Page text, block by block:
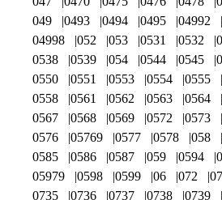
049
0493 0494 0495 04992
04998
052 053 0531 0532
0538
0539 054 0544 0545
0550
0551 0553 0554 0555
0558
0561 0562 0563 0564
0567
0568 0569 0572 0573
0576
05769 0577 0578 058
0585
0586 0587 059 0594
05979
0598 0599 06 072
0735
0736 0737 0738 0739